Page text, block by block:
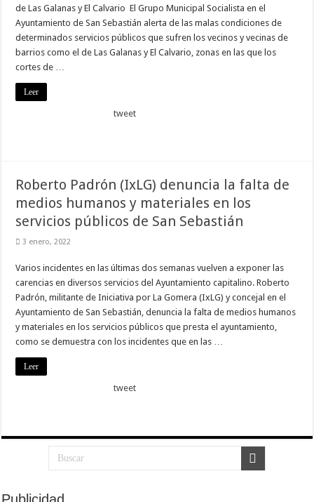
de Las Galanas y El Calvario El Grupo Municipal Socialista en el
Ayuntamiento de San Sebastián alerta de las malas condiciones de
determinados servicios públicos que sufren los vecinos y vecinas de
barrios como el de Las Galanas y El Calvario, zonas en las que los
cortes de …
Leer
tweet
Roberto Padrón (IxLG) denuncia la falta de
medios humanos y materiales en los
servicios públicos de San Sebastián
3 enero, 2022
Varios incidentes en las últimas dos semanas vuelven a exponer las
carencias en diversos servicios del Ayuntamiento capitalino. Roberto
Padrón, militante de Iniciativa por La Gomera (IxLG) y concejal en el
Ayuntamiento de San Sebastián, denuncia la falta de medios humanos
y materiales en los servicios públicos que presta el ayuntamiento,
como se demuestra con los incidentes que en las …
Leer
tweet